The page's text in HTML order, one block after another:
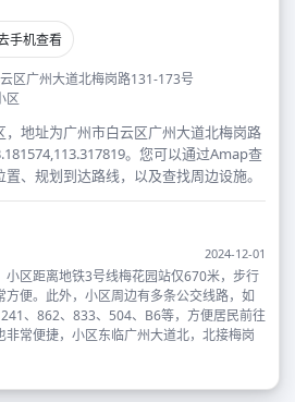
手机查看
区广州大道北梅岗路131-173号
区
地址为广州市白云区广州大道北梅岗路
。您可以通过Amap查
、规划到达路线，以及查找周边设施。
2024-12-01
小区距离地铁3号线梅花园站仅670米，步行
便‌。此外，小区周边有多条公交线路，如
、862、833、504、B6等，方便居民前往
常便捷，小区东临广州大道北，北接梅岗